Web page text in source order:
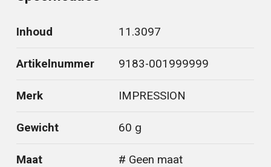
Inhoud 11.3097
Artikelnummer 9183-001999999
Merk IMPRESSION
Gewicht 60 g
Maat # Geen maat